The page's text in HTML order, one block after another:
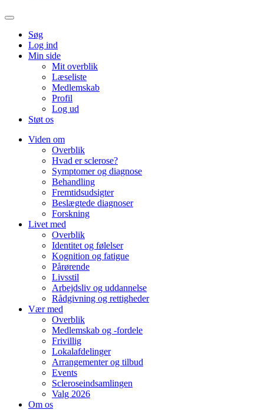
Søg
Log ind
Min side
Mit overblik
Læseliste
Medlemskab
Profil
Log ud
Støt os
Viden om
Overblik
Hvad er sclerose?
Symptomer og diagnose
Behandling
Fremtidsudsigter
Beslægtede diagnoser
Forskning
Livet med
Overblik
Identitet og følelser
Kognition og fatigue
Pårørende
Livsstil
Arbejdsliv og uddannelse
Rådgivning og rettigheder
Vær med
Overblik
Medlemskab og -fordele
Frivillig
Lokalafdelinger
Arrangementer og tilbud
Events
Scleroseindsamlingen
Valg 2026
Om os